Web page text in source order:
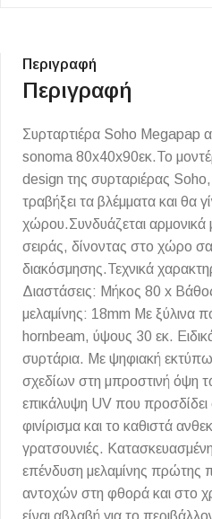
Περιγραφή
Περιγραφή
Συρταρτιέρα Soho Megapap
sonoma 80x40x90εκ.Το
design της συρταριέρας Soho,
τραβήξει τα βλέμματα και θα
χώρου.Συνδυάζεται αρμονικά
σειράς, δίνοντας στο χώρο
διακόσμησης.Τεχνικά
Διαστάσεις: Μήκος 80 x
μελαμίνης: 18mm Με ξύλινα
hornbeam, ύψους 30 εκ.
συρτάρια. Με ψηφιακή
σχεδίων στη μπροστινή όψη
επικάλυψη UV που
φινίρισμα και το καθιστά
γρατσουνιές.
επένδυση μελαμίνης πρώτης
αντοχών στη φθορά και στο
είναι αβλαβή για το